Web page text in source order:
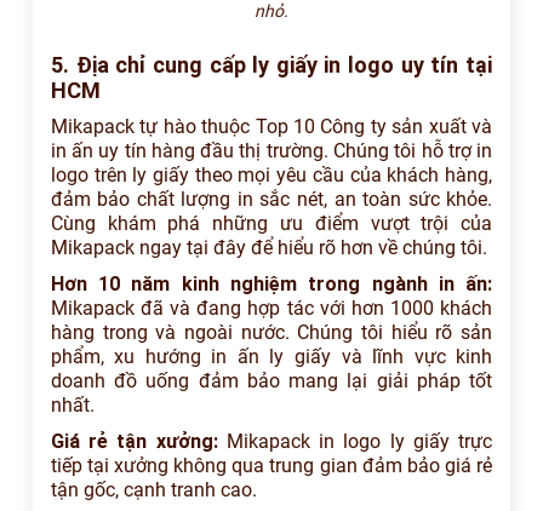
nhỏ.
5. Địa chỉ cung cấp ly giấy in logo uy tín tại
HCM
Mikapack tự hào thuộc Top 10 Công ty sản xuất và
in ấn uy tín hàng đầu thị trường. Chúng tôi hỗ trợ in
logo trên ly giấy theo mọi yêu cầu của khách hàng,
đảm bảo chất lượng in sắc nét, an toàn sức khỏe.
Cùng khám phá những ưu điểm vượt trội của
Mikapack ngay tại đây để hiểu rõ hơn về chúng tôi.
Hơn 10 năm kinh nghiệm trong ngành in ấn:
Mikapack đã và đang hợp tác với hơn 1000 khách
hàng trong và ngoài nước. Chúng tôi hiểu rõ sản
phẩm, xu hướng in ấn ly giấy và lĩnh vực kinh
doanh đồ uống đảm bảo mang lại giải pháp tốt
nhất.
Giá rẻ tận xưởng:Mikapack in logo ly giấy trực
tiếp tại xưởng không qua trung gian đảm bảo giá rẻ
tận gốc, cạnh tranh cao.